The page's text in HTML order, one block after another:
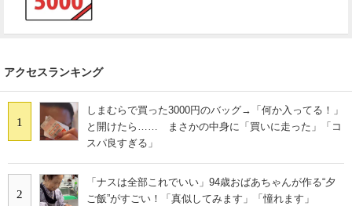
アクセスランキング
1
しまむらで買った3000円のバッグ→「何か入ってる！」
と開けたら…… まさかの中身に「買いに走った」「コ
スパ良すぎる」
2
「ナスは全部これでいい」94歳おばあちゃんが作る“夕
ご飯”がすごい！「真似してみます」「憧れます」